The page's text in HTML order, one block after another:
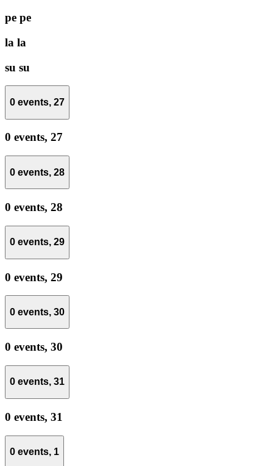
pe pe
la la
su su
0 events, 27
0 events, 27
0 events, 28
0 events, 28
0 events, 29
0 events, 29
0 events, 30
0 events, 30
0 events, 31
0 events, 31
0 events, 1